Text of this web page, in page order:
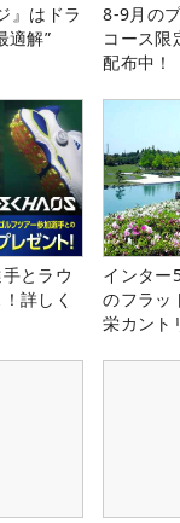
』はドラ
適解”
8-9月の
コース限
配布中！
とラウ
詳しく
インター
のフラッ
栄カント